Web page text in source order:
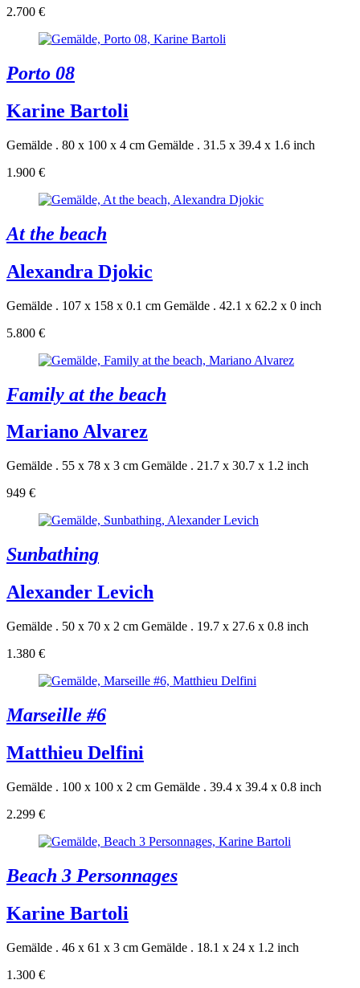
2.700 €
Porto 08
Karine Bartoli
Gemälde . 80 x 100 x 4 cm Gemälde . 31.5 x 39.4 x 1.6 inch
1.900 €
At the beach
Alexandra Djokic
Gemälde . 107 x 158 x 0.1 cm Gemälde . 42.1 x 62.2 x 0 inch
5.800 €
Family at the beach
Mariano Alvarez
Gemälde . 55 x 78 x 3 cm Gemälde . 21.7 x 30.7 x 1.2 inch
949 €
Sunbathing
Alexander Levich
Gemälde . 50 x 70 x 2 cm Gemälde . 19.7 x 27.6 x 0.8 inch
1.380 €
Marseille #6
Matthieu Delfini
Gemälde . 100 x 100 x 2 cm Gemälde . 39.4 x 39.4 x 0.8 inch
2.299 €
Beach 3 Personnages
Karine Bartoli
Gemälde . 46 x 61 x 3 cm Gemälde . 18.1 x 24 x 1.2 inch
1.300 €